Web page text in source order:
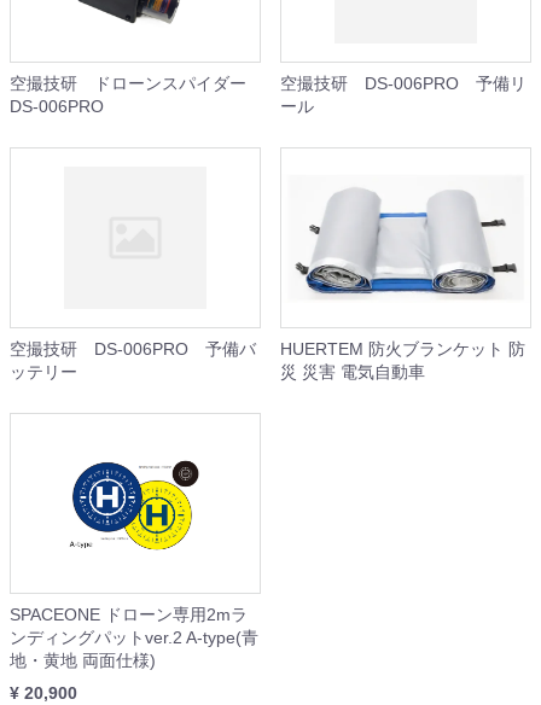
空撮技研 ドローンスパイダー
DS-006PRO
空撮技研 DS-006PRO 予備リ
ール
空撮技研 DS-006PRO 予備バ
ッテリー
HUERTEM 防火ブランケット 防
災 災害 電気自動車
SPACEONE ドローン専用2mラ
ンディングパットver.2 A-type(青
地・黄地 両面仕様)
¥ 20,900